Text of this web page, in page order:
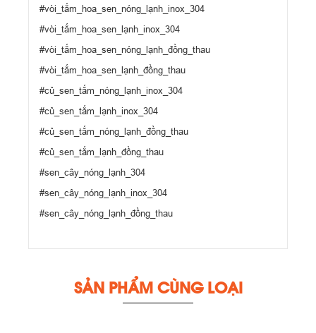
#vòi_tắm_hoa_sen_nóng_lạnh_inox_304
#vòi_tắm_hoa_sen_lạnh_inox_304
#vòi_tắm_hoa_sen_nóng_lạnh_đồng_thau
#vòi_tắm_hoa_sen_lạnh_đồng_thau
#củ_sen_tắm_nóng_lạnh_inox_304
#củ_sen_tắm_lạnh_inox_304
#củ_sen_tắm_nóng_lạnh_đồng_thau
#củ_sen_tắm_lạnh_đồng_thau
#sen_cây_nóng_lạnh_304
#sen_cây_nóng_lạnh_inox_304
#sen_cây_nóng_lạnh_đồng_thau
SẢN PHẨM CÙNG LOẠI